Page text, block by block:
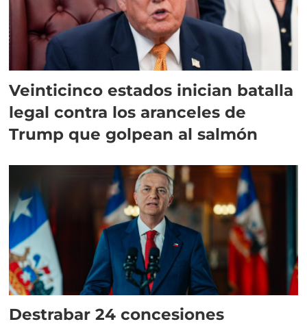
Veinticinco estados inician batalla
legal contra los aranceles de
Trump que golpean al salmón
Destrabar 24 concesiones